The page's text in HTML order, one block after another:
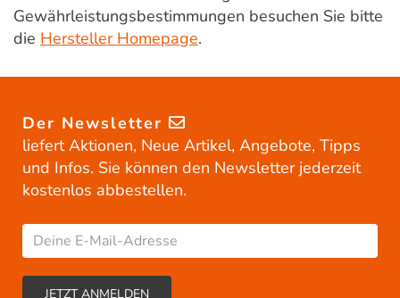
Gewährleistungsbestimmungen besuchen Sie bitte
die Hersteller Homepage.
Der Newsletter
liefert Aktionen, Neue Artikel, Angebote, Tipps
und Infos. Sie können den Newsletter jederzeit
kostenlos abbestellen.